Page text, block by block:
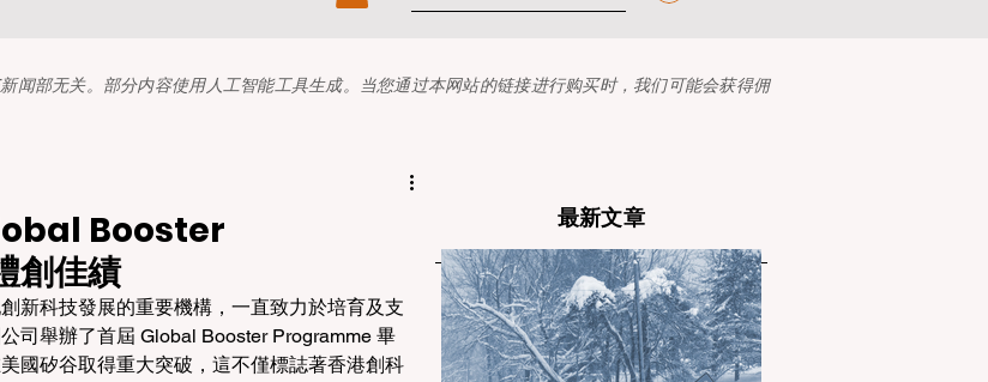
闻部无关。部分内容使用人工智能工具生成。当您通过本网站的链接进行购买时，我们可能会获得佣
Booster
創佳績
新科技發展的重要機構，一直致力於培育及支
司舉辦了首屆 Global Booster Programme 畢
國矽谷取得重大突破，這不僅標誌著香港創科
最新文章